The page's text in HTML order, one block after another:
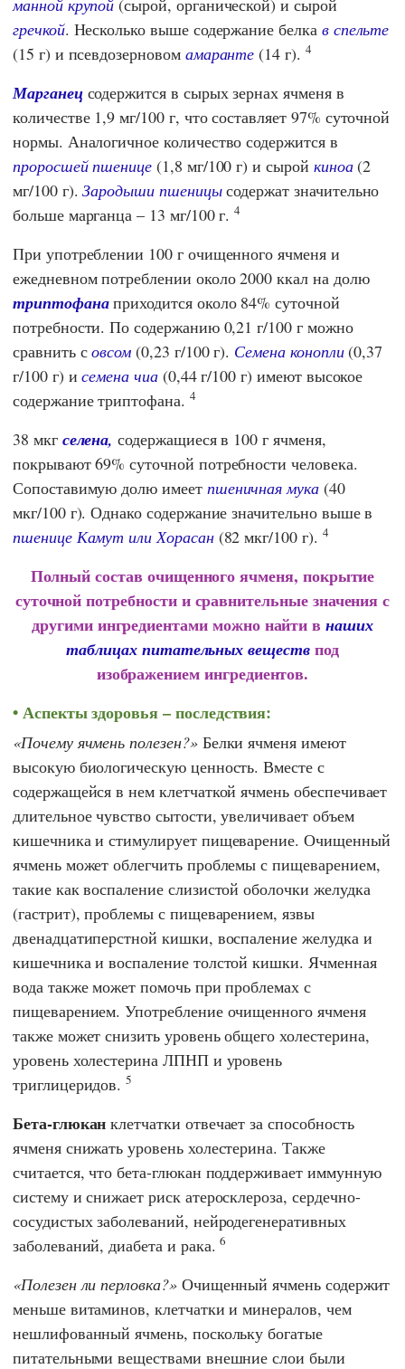
манной крупой (сырой, органической) и сырой
гречкой. Несколько выше содержание белка в спельте
(15 г) и псевдозерновом амаранте (14 г). 4
Марганецсодержится в сырых зернах ячменя в
количестве 1,9 мг/100 г, что составляет 97% суточной
нормы. Аналогичное количество содержится в
проросшей пшенице (1,8 мг/100 г) и сырой киноа(2
мг/100 г).Зародыши пшеницысодержат значительно
больше марганца – 13 мг/100 г.4
При употреблении 100 г очищенного ячменя и
ежедневном потреблении около 2000 ккал на долю
триптофанаприходится около 84% суточной
потребности. По содержанию 0,21 г/100 г можно
сравнить совсом (0,23 г/100 г). Семена конопли(0,37
г/100 г) исемена чиа(0,44 г/100 г) имеют высокое
содержание триптофана. 4
38 мкг селена, содержащиеся в 100 г ячменя,
покрывают 69% суточной потребности человека.
Сопоставимую долю имеет пшеничная мука(40
мкг/100 г). Однако содержание значительно выше в
пшенице Камут или Хорасан(82 мкг/100 г). 4
Полный состав очищенного ячменя, покрытие
суточной потребности и сравнительные значения с
другими ингредиентами можно найти внаших
таблицах питательных веществпод
изображением ингредиентов.
Аспекты здоровья – последствия:
Почему ячмень полезен? Белки ячменя имеют
высокую биологическую ценность. Вместе с
содержащейся в нем клетчаткой ячмень обеспечивает
длительное чувство сытости, увеличивает объем
кишечника и стимулирует пищеварение. Очищенный
ячмень может облегчить проблемы с пищеварением,
такие как воспаление слизистой оболочки желудка
(гастрит), проблемы с пищеварением, язвы
двенадцатиперстной кишки, воспаление желудка и
кишечника и воспаление толстой кишки. Ячменная
вода также может помочь при проблемах с
пищеварением. Употребление очищенного ячменя
также может снизить уровень общего холестерина,
уровень холестерина ЛПНП и уровень
триглицеридов.5
Бета-глюкан клетчатки отвечает за способность
ячменя снижать уровень холестерина. Также
считается, что бета-глюкан поддерживает иммунную
систему и снижает риск атеросклероза, сердечно-
сосудистых заболеваний, нейродегенеративных
заболеваний, диабета и рака.6
Полезен ли перловка? Очищенный ячмень содержит
меньше витаминов, клетчатки и минералов, чем
нешлифованный ячмень, поскольку богатые
питательными веществами внешние слои были